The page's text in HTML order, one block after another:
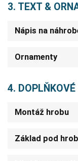
3. TEXT &
Nápis na
Ornamenty
4.
Montáž hrobu
Základ pod hrob